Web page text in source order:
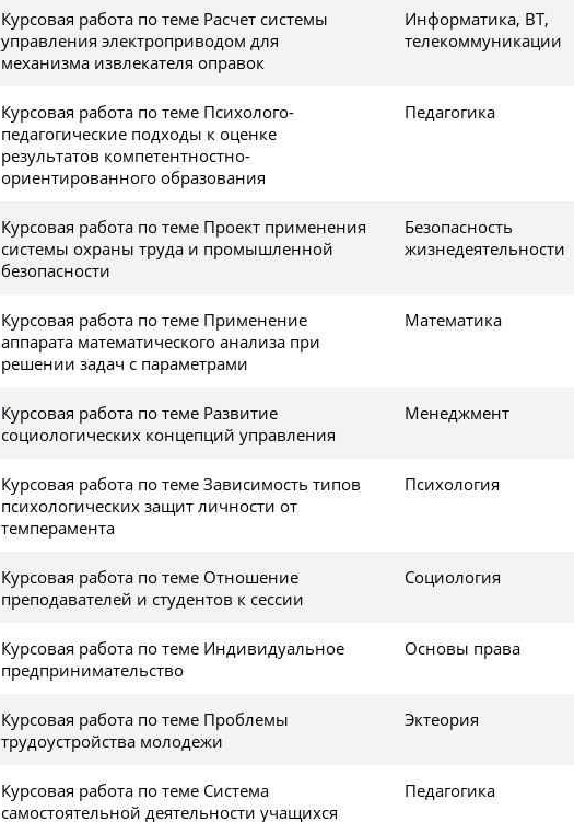
Курсовая работа по теме Расчет системы
управления электроприводом для
механизма извлекателя оправок
Информатика, ВТ,
телекоммуникации
Курсовая работа по теме Психолого-
педагогические подходы к оценке
результатов компетентностно-
ориентированного образования
Педагогика
Курсовая работа по теме Проект применения
системы охраны труда и промышленной
безопасности
Безопасность
жизнедеятельности
Курсовая работа по теме Применение
аппарата математического анализа при
решении задач с параметрами
Математика
Курсовая работа по теме Развитие
социологических концепций управления
Менеджмент
Курсовая работа по теме Зависимость типов
психологических защит личности от
темперамента
Психология
Курсовая работа по теме Отношение
преподавателей и студентов к сессии
Социология
Курсовая работа по теме Индивидуальное
предпринимательство
Основы права
Курсовая работа по теме Проблемы
трудоустройства молодежи
Эктеория
Курсовая работа по теме Система
самостоятельной деятельности учащихся
Педагогика